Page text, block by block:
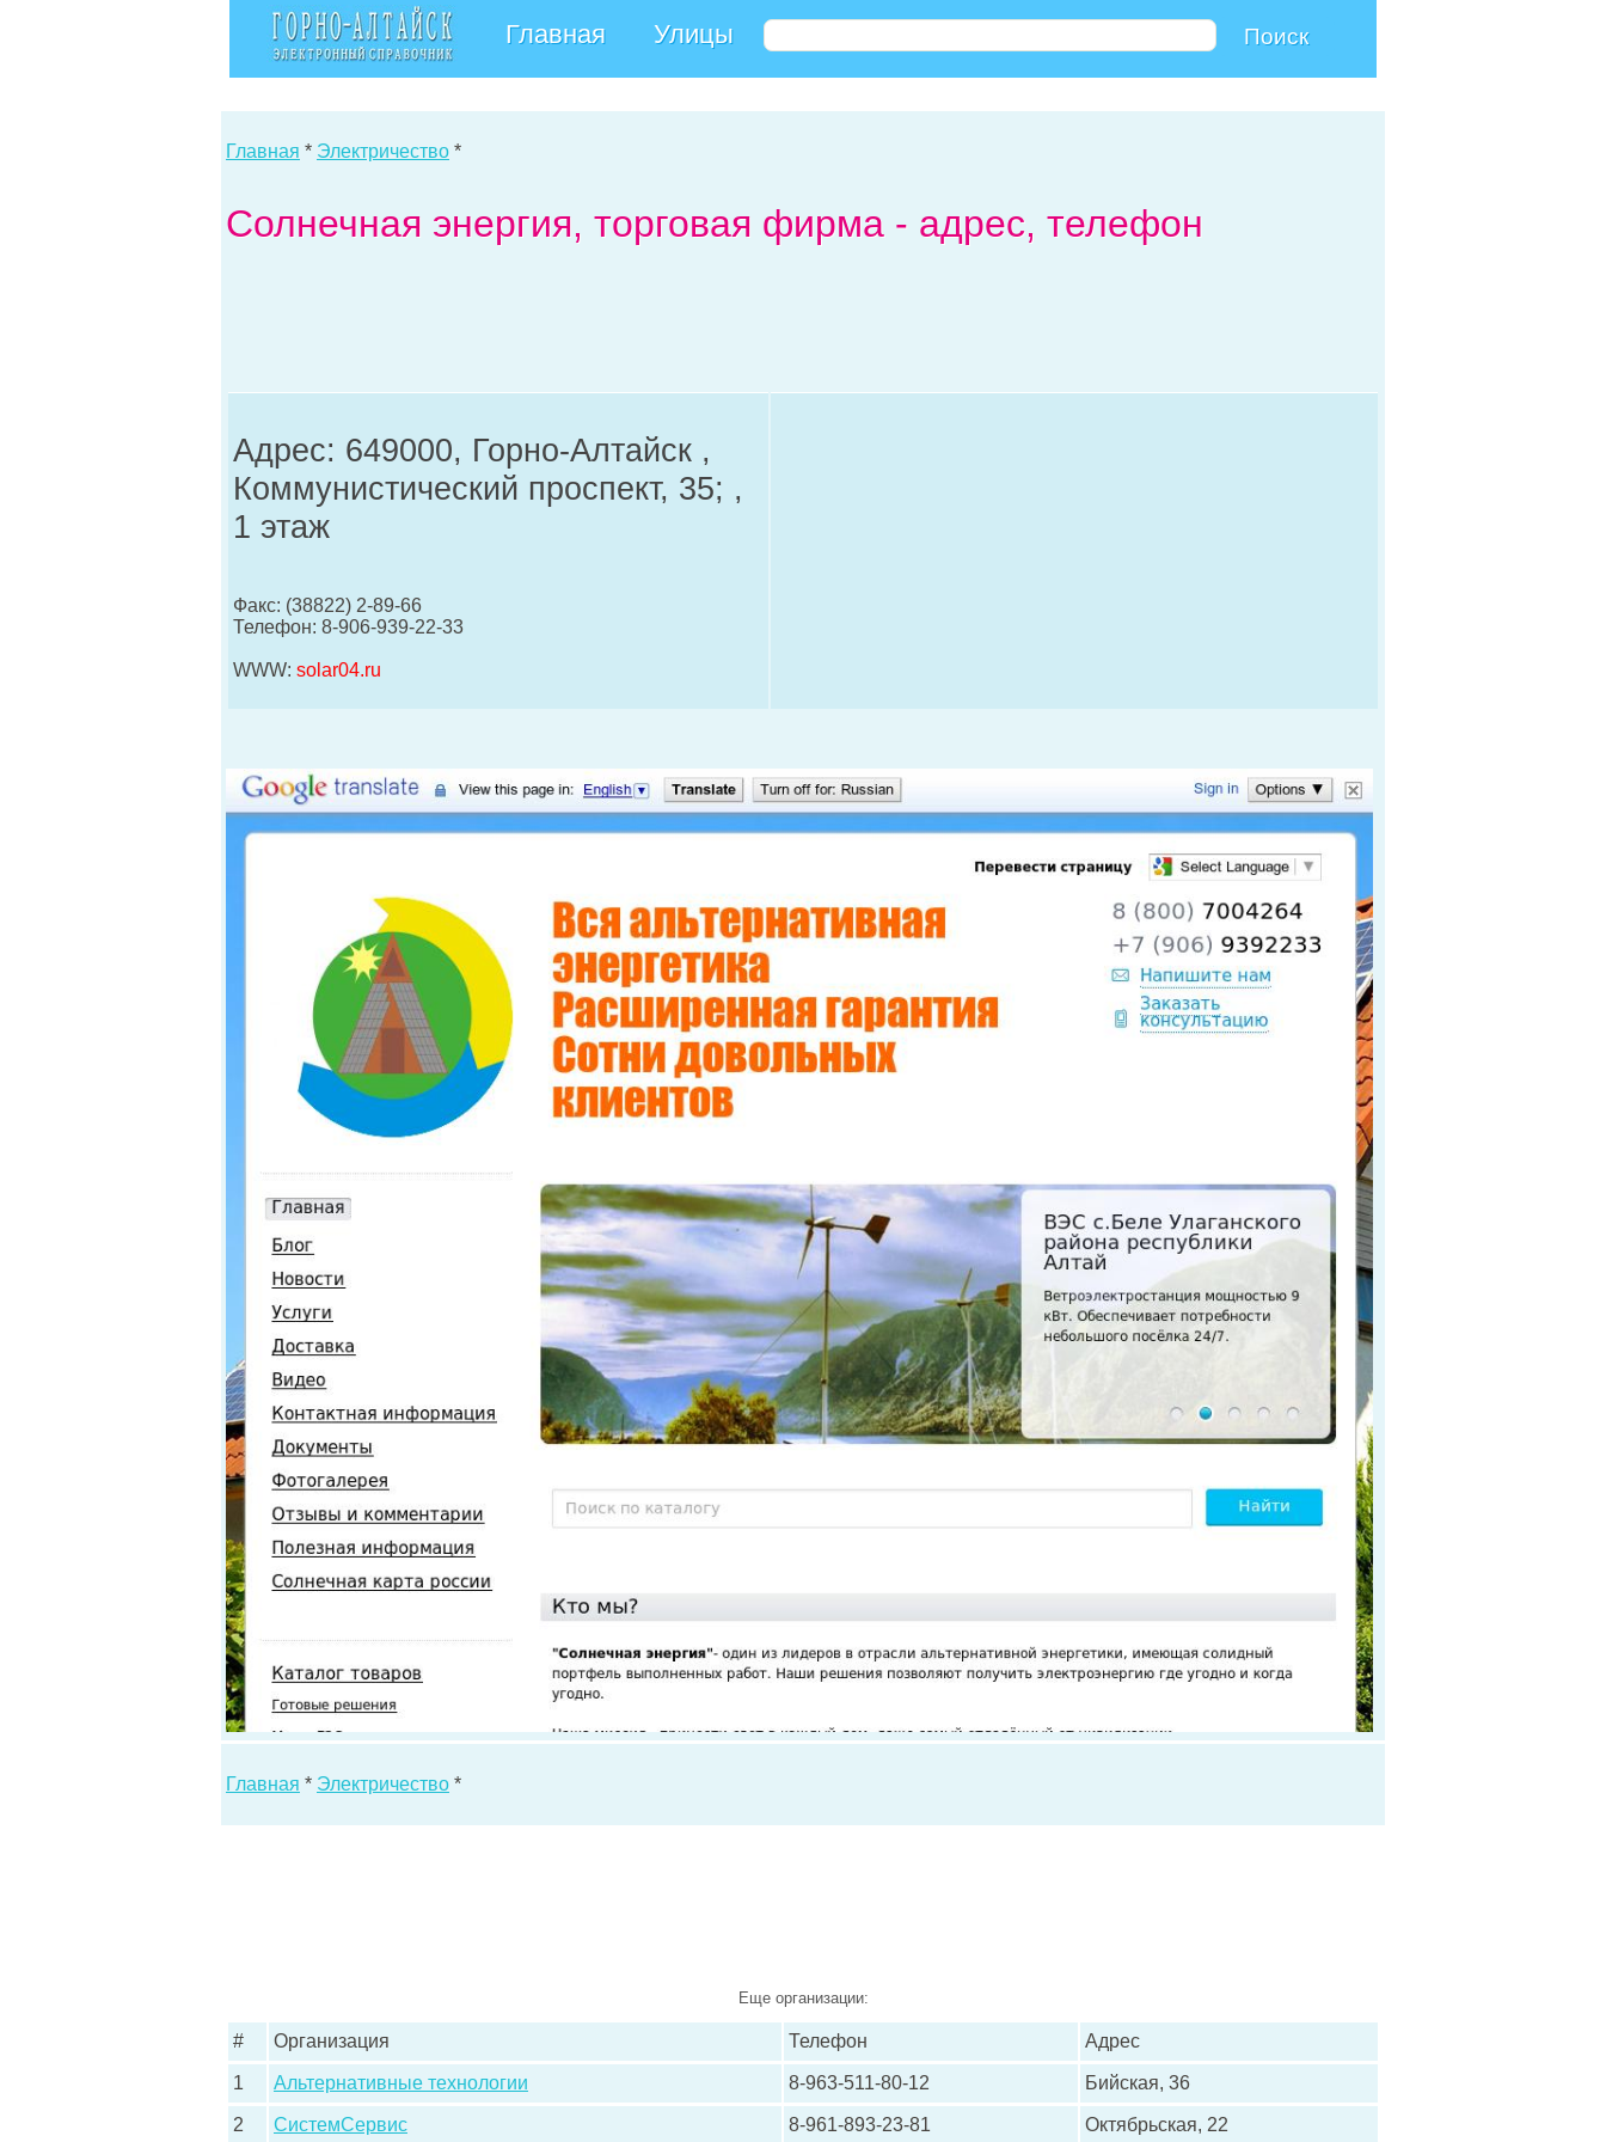
Главная Улицы
Главная * Электричество *
Солнечная энергия, торговая фирма - адрес, телефон
Адрес: 649000, Горно-Алтайск ,
Коммунистический проспект, 35; ,
1 этаж
Факс: (38822) 2-89-66
Телефон: 8-906-939-22-33
WWW: solar04.ru
Главная * Электричество *
Еще организации:
# Организация Телефон Адрес
1 Альтернативные технологии 8-963-511-80-12 Бийская, 36
2 СистемСервис 8-961-893-23-81 Октябрьская, 22